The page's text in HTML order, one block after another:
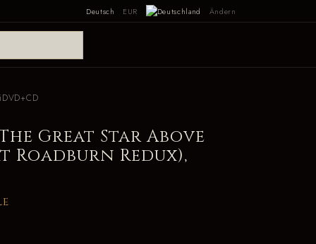
Deutsch EUR Ändern
The Great Star Above
Roadburn Redux),